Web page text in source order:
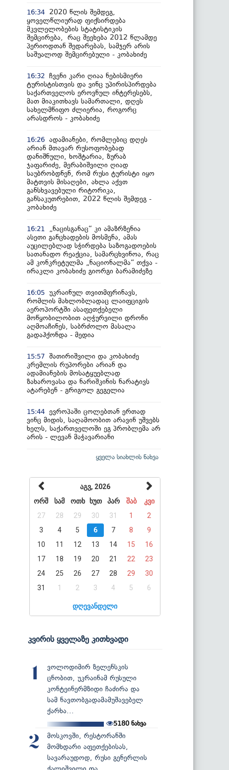
16:34
2020 წლის შემდეგ,
ყოველწლიურად ფიქსირდება
მკვლელობების სტატისტიკის
შემცირება, რაც შეეხება 2012 წლამდე
პერიოდთან შედარებას, სამჯერ არის
საშუალოდ შემცირებული - კობახიძე
16:32
ჩვენი კარი ღიაა ნებისმიერი
ტურისტისთვის და ვინც უპირისპირდება
საქართველოს ეროვნულ ინტერესებს,
მათ მიაკითხავს სამართალი, დღეს
სახელმწიფო ძლიერია, როგორც
არასდროს - კობახიძე
16:26 ადამიანები, რომლებიც დღეს
არიან მთავარ რუსოფობებად
დანიშნული, ხოშტარია, ზურაბ
ჯაფარიძე, მერაბიშვილი ღიად
საუბრობდნენ, რომ რუსი ტურისტი იყო
მატთვის მისაღები, ახლა აქვთ
განსხვავებული რიტორიკა,
განსაკუთრებით, 2022 წლის შემდეგ -
კობახიძე
16:21
„ნაცისგანაც“ კი ამაზრზენია
ასეთი განცხადების მოსმენა, ამას
აუცილებლად სჭირდება საზოგადოების
სათანადო რეაქცია, სამარცხვინოა, რაც
ამ კონკრეტულმა „ნაციონალმა“ თქვა -
ირაკლი კობახიძე გიორგი ბარამიძეზე
16:05 უკრაინულ თვითმფრინავს,
რომლის მახლობლადაც ლაიფციგის
აეროპორტში ასაფეთქებელი
მოწყობილობით აღჭურვილი დრონი
აღმოაჩინეს, საბრძოლო მასალა
გადაჰქონდა - მედია
15:57 შათირიშვილი და კობახიძე
კრემლის რუპორები არიან და
ადამიანების მოსატყუებლად
ზახაროვასა და ნარიშკინის ნარატივს
ატარებენ - გრიგოლ გეგელია
15:44 ევროპაში ცოლებთან ერთად
ვინც მიდის, საღამოობით არავინ უშვებს
ხელს, საქართველოში ეგ პრობლემა არ
არის - ლევან მაჭავარიანი
ყველა სიახლის ნახვა
აგვ, 2026
ორშ
სამ ოთხ ხუთ პარ შაბ
კვი
27
28 29 30 31 1
2
3
4 5 6 7 8
9
10
11 12 13 14 15
16
17
18 19 20 21 22
23
24
25 26 27 28 29
30
31
1 2 3 4 5 6
დღევანდელი
კვირის ყველაზე კითხვადი
1
ვოლოდიმირ ზელენსკის
ცნობით, უკრაინამ რუსული
კონტეინერმზიდი ჩაძირა და
სამ ნავთობგადამამუშავებელ
ქარხა...
5180ნახვა
2
მოსკოვში, რესტორანში
მომხდარი აფეთქებისას,
სავარაუდოდ, რუსი გენერლის